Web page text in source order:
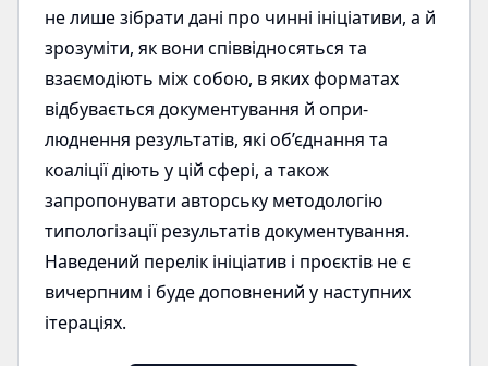
не лише зібрати дані про чинні ініціативи, а й
зрозуміти, як вони співвідносяться та
взаємодіють між собою, в яких форматах
відбувається документування й опри-
люднення результатів, які об’єднання та
коаліції діють у цій сфері, а також
запропонувати авторську методологію
типологізації результатів документування.
Наведений перелік ініціатив і проєктів не є
вичерпним і буде доповнений у наступних
ітераціях.